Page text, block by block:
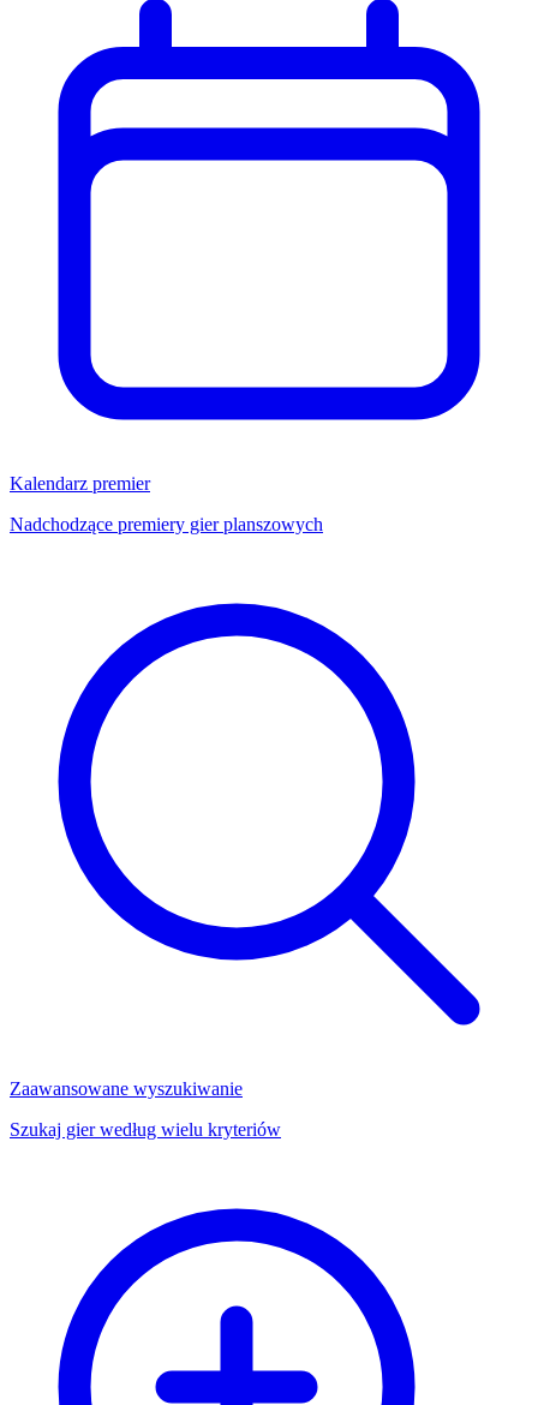
Kalendarz premier
Nadchodzące premiery gier planszowych
Zaawansowane wyszukiwanie
Szukaj gier według wielu kryteriów